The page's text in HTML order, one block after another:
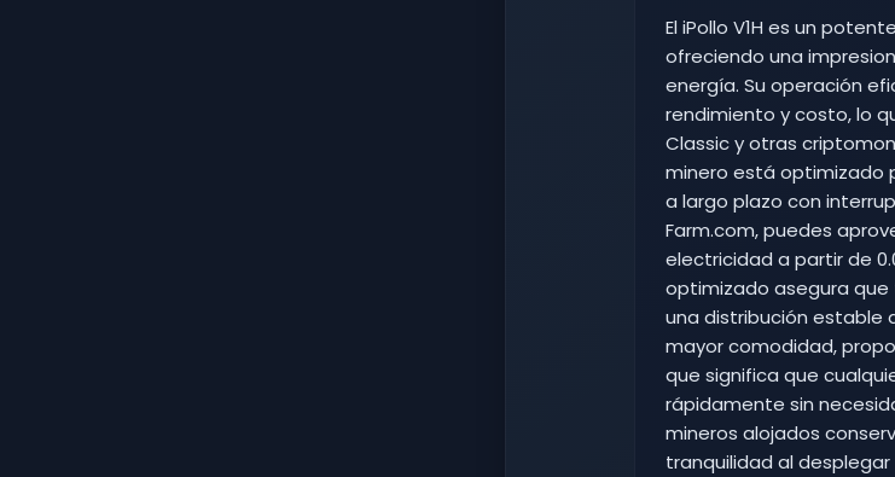
El iPollo V1H es un
ofreciendo una
energía. Su operación
rendimiento y costo, lo
Classic y otras
minero está optimizado
a largo plazo con
Farm.com, puedes
electricidad a partir de
optimizado asegura
una distribución estable
mayor comodidad,
que significa que
rápidamente sin
mineros alojados
tranquilidad al